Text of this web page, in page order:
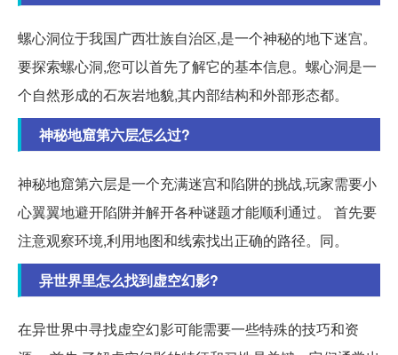
螺心洞位于我国广西壮族自治区,是一个神秘的地下迷宫。
要探索螺心洞,您可以首先了解它的基本信息。螺心洞是一
个自然形成的石灰岩地貌,其内部结构和外部形态都。
神秘地窟第六层怎么过?
神秘地窟第六层是一个充满迷宫和陷阱的挑战,玩家需要小
心翼翼地避开陷阱并解开各种谜题才能顺利通过。 首先要
注意观察环境,利用地图和线索找出正确的路径。同。
异世界里怎么找到虚空幻影?
在异世界中寻找虚空幻影可能需要一些特殊的技巧和资